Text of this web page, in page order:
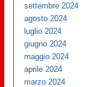
settembre 2024
agosto 2024
luglio 2024
giugno 2024
maggio 2024
aprile 2024
marzo 2024